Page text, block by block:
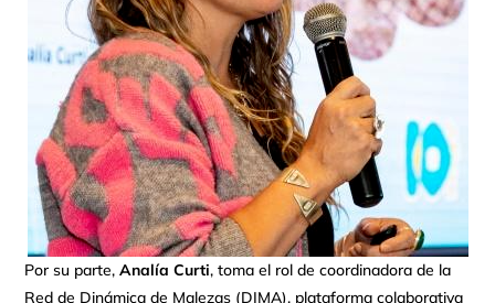
Por su parte,Analía Curti, toma el rol de coordinadora de la
Red de Dinámica de Malezas (DIMA), plataforma colaborativa